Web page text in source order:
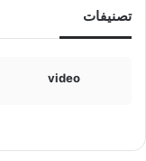
تصنيفات
video